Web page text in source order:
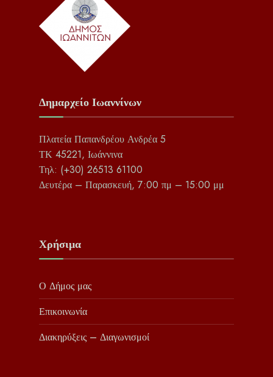
Δημαρχείο Ιωαννίνων
Πλατεία Παπανδρέου Ανδρέα 5
ΤΚ 45221, Ιωάννινα
Τηλ: (+30) 26513 61100
Δευτέρα – Παρασκευή, 7:00 πμ – 15:00 μμ
Χρήσιμα
Ο Δήμος μας
Επικοινωνία
Διακηρύξεις – Διαγωνισμοί